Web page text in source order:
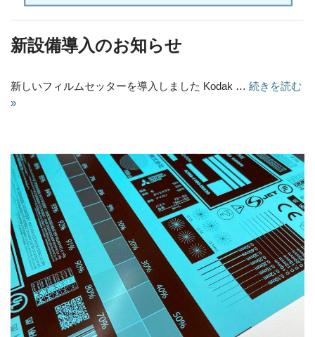
新設備導入のお知らせ
新しいフィルムセッターを導入しました Kodak … 続きを読む
»